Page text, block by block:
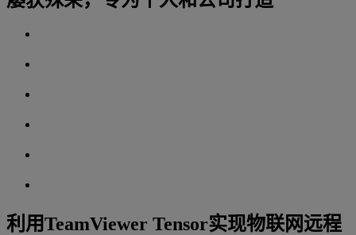
利用TeamViewer Tensor实现物联网远程